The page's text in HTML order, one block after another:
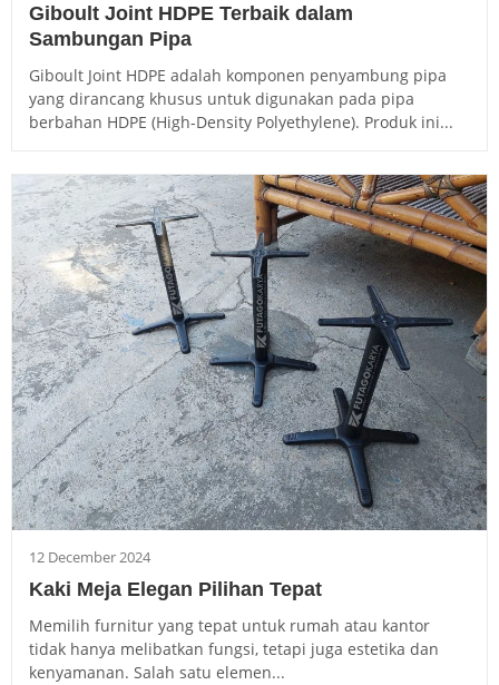
Giboult Joint HDPE Terbaik dalam
Sambungan Pipa
Giboult Joint HDPE adalah komponen penyambung pipa
yang dirancang khusus untuk digunakan pada pipa
berbahan HDPE (High-Density Polyethylene). Produk ini...
12 December 2024
Kaki Meja Elegan Pilihan Tepat
Memilih furnitur yang tepat untuk rumah atau kantor
tidak hanya melibatkan fungsi, tetapi juga estetika dan
kenyamanan. Salah satu elemen...